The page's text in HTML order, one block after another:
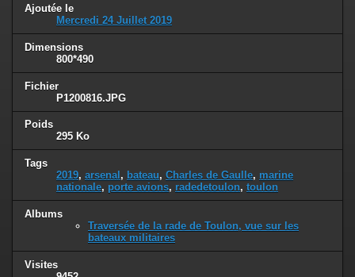
Ajoutée le
Mercredi 24 Juillet 2019
Dimensions
800*490
Fichier
P1200816.JPG
Poids
295 Ko
Tags
2019, arsenal , bateau, Charles de Gaulle, marine
nationale, porte avions, radedetoulon, toulon
Albums
Traversée de la rade de Toulon, vue sur les
bateaux militaires
Visites